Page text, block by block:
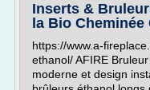
Inserts &
la Bio
https://www.a-
ethanol/ AFIRE
moderne et design